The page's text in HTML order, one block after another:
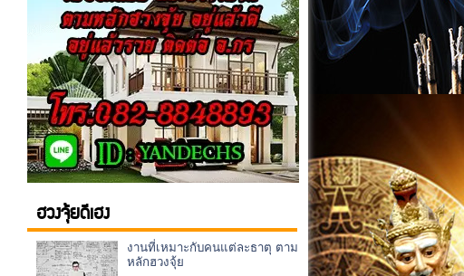
ฮวงจุ้ยดีเฮง
งานที่เหมาะกับคนแต่ละธาตุ ตาม
หลักฮวงจุ้ย